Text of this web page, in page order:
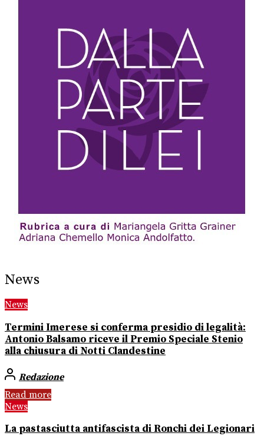
News
News
Termini Imerese si conferma presidio di legalità:
Antonio Balsamo riceve il Premio Speciale Stenio
alla chiusura di Notti Clandestine
Redazione
Read more
News
La pastasciutta antifascista di Ronchi dei Legionari